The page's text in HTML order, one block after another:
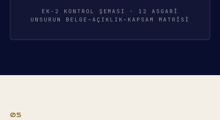
EK-2 KONTROL ŞEMASI · 12 ASGARI
UNSURUN BELGE–AÇIKLIK–KAPSAM MATRISI
05